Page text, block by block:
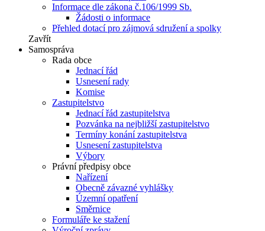
Informace dle zákona č.106/1999 Sb.
Žádosti o informace
Přehled dotací pro zájmová sdružení a spolky
Zavřít
Samospráva
Rada obce
Jednací řád
Usnesení rady
Komise
Zastupitelstvo
Jednací řád zastupitelstva
Pozvánka na nejbližší zastupitelstvo
Termíny konání zastupitelstva
Usnesení zastupitelstva
Výbory
Právní předpisy obce
Nařízení
Obecně závazné vyhlášky
Územní opatření
Směrnice
Formuláře ke stažení